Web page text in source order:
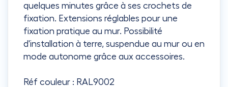
quelques minutes grâce à ses crochets de
fixation. Extensions réglables pour une
fixation pratique au mur. Possibilité
d'installation à terre, suspendue au mur ou en
mode autonome grâce aux accessoires.
Réf couleur : RAL9002